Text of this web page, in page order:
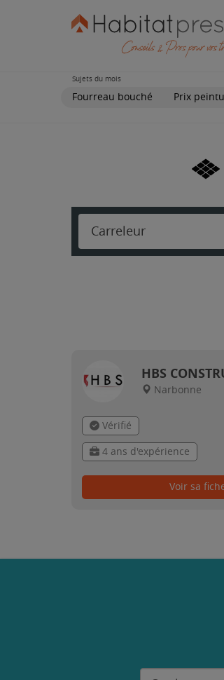
Sujets du mois
Fourreau bouché Prix
Carreleur
HBS
Narbonne
Vérifié
4 ans d'expérience
Voir sa